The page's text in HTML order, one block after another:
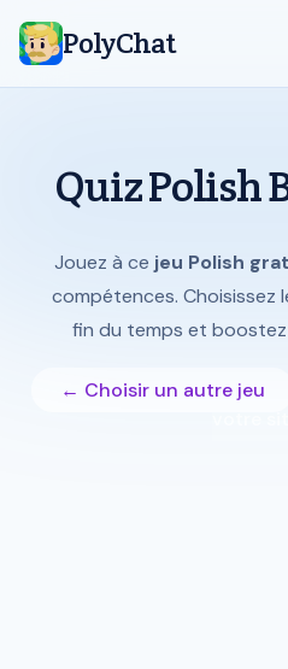
PolyChat
Quiz Polish
Jouez à ce jeu Polish
compétences. Choisissez
fin du temps et
← Choisir un autre jeu